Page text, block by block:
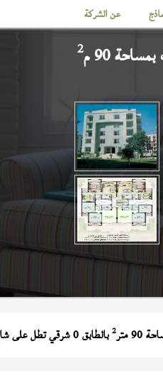
عن الشركة
بمساحة 90 م 2
متر 2بالطابق 0 شرقي تطل على شارع تشمل 2 نوم 2 حمام 1 بلكونة النموذج (